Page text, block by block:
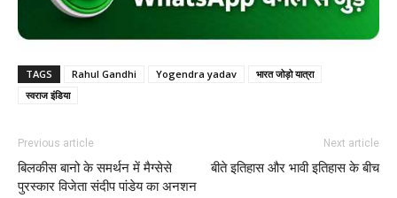
TAGS Rahul Gandhi Yogendra yadav
भारत जोड़ो यात्रा
स्वराज इंडिया
Previous article
बिलकीस बानो के समर्थन में मैग्सेसे
पुरस्कार विजेता संदीप पांडेय का अनशन
Next article
बीते इतिहास और भावी इतिहास के बीच